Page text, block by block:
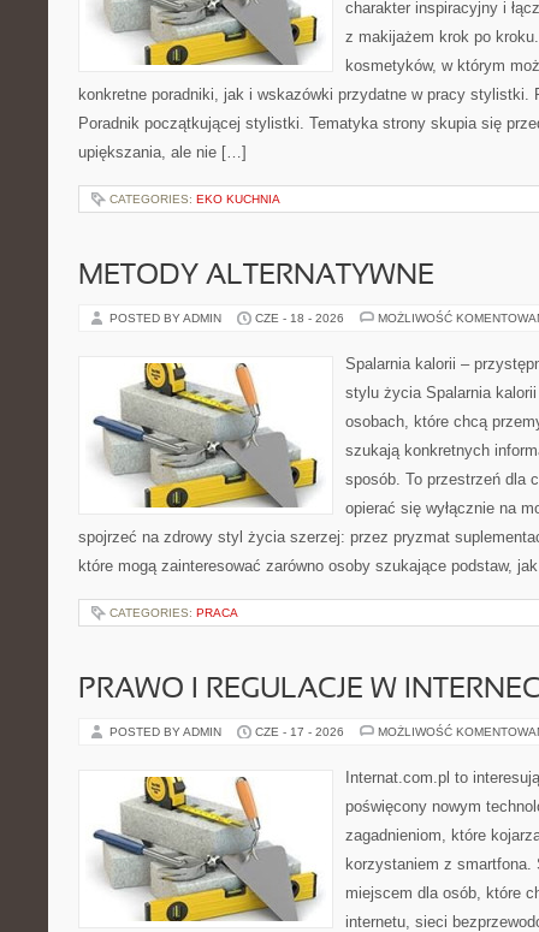
charakter inspiracyjny i
z makijażem krok po
kosmetyków, w którym
konkretne poradniki, jak i wskazówki przydatne w pracy stylistki.
Poradnik początkującej stylistki. Tematyka strony skupia się
upiększania, ale nie […]
CATEGORIES: EKO KUCHNIA
METODY ALTERNATYWNE
POSTED BY ADMIN CZE - 18 - 2026 MOŻLIWOŚĆ
Spalarnia kalorii –
stylu życia Spalarnia
osobach, które chcą
szukają konkretnych
sposób. To przestrzeń dla
opierać się wyłącznie na
spojrzeć na zdrowy styl życia szerzej: przez pryzmat
które mogą zainteresować zarówno osoby szukające podstaw,
CATEGORIES: PRACA
PRAWO I REGULACJE W
POSTED BY ADMIN CZE - 17 - 2026 MOŻLIWOŚĆ
Internat.com.pl to
poświęcony nowym
zagadnieniom, które
korzystaniem z
miejscem dla osób, które
internetu, sieci